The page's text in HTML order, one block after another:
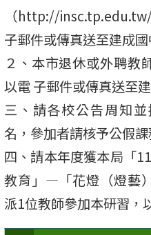
（http://
子郵件或傳真送至建成國
２、本市退休或外聘教
以電 子郵件或傳真送至
三、請各校公告周知
名，參加者請核予公假課
四、請本年度獲本局「
教育」—「花燈（燈藝
派1位教師參加本研習，